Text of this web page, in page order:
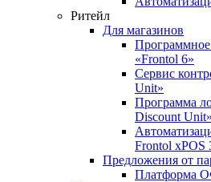
Ритейл
Для магазинов
Программное
«Frontol 6»
Сервис
Unit»
Программа
Discount Unit»
Frontol xPOS
Предложения от
Платформа